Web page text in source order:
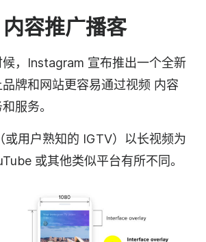
内容推广播客
，Instagram 宣布推出一个全新
牌和网站更容易通过视频 内容
服务。
（或用户熟知的 IGTV）以长视频为
或其他类似平台有所不同。